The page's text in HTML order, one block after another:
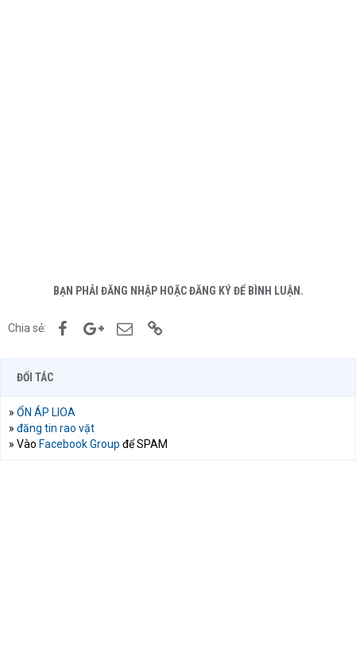
BẠN PHẢI ĐĂNG NHẬP HOẶC ĐĂNG KÝ ĐỂ BÌNH LUẬN.
Chia sẻ: FacebookGoogle+Email
ĐỐI TÁC
» ỔN ÁP LIOA
» đăng tin rao vặt
» Vào Facebook Group để SPAM